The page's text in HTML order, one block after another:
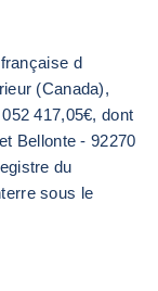
d
(Canada),
417,05€, dont
Bellonte - 92270
du
sous le